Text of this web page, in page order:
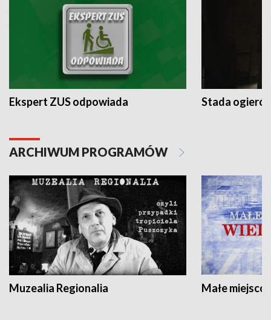
Ekspert ZUS odpowiada Stada
ARCHIWUM PROGRAMÓW
Muzealia Regionalia Małe